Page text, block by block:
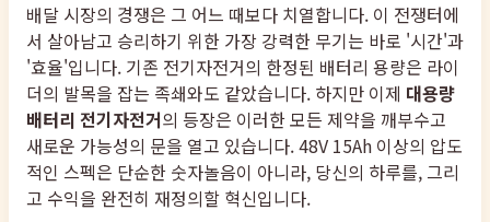
배달 시장의 경쟁은 그 어느 때보다 치열합니다. 이 전쟁터에
서 살아남고 승리하기 위한 가장 강력한 무기는 바로 '시간'과
'효율'입니다. 기존 전기자전거의 한정된 배터리 용량은 라이
더의 발목을 잡는 족쇄와도 같았습니다. 하지만 이제 대용량
배터리 전기자전거의 등장은 이러한 모든 제약을 깨부수고
새로운 가능성의 문을 열고 있습니다. 48V 15Ah 이상의 압도
적인 스펙은 단순한 숫자놀음이 아니라, 당신의 하루를, 그리
고 수익을 완전히 재정의할 혁신입니다.